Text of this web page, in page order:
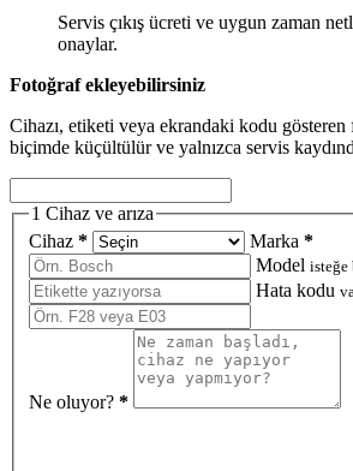
Servis çıkış ücreti ve uygun zaman
onaylar.
Fotoğraf ekleyebilirsiniz
Cihazı, etiketi veya ekrandaki kodu
biçimde küçültülür ve yalnızca servis
1 Cihaz ve arıza
Cihaz * Marka *
Model isteğe
Hata kodu
Ne oluyor? *